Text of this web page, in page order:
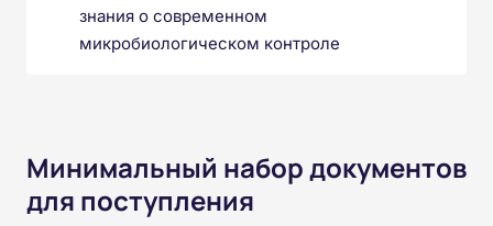
знания о современном
микробиологическом контроле
Минимальный набор документов
для поступления